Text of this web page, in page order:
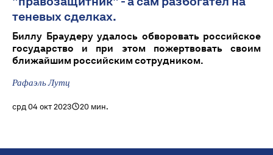
теневых сделках.
Биллу Браудеру удалось обворовать российское
государство и при этом пожертвовать своим
ближайшим российским сотрудником.
Рафаэль Лутц
срд 04 окт 2023 20 мин.